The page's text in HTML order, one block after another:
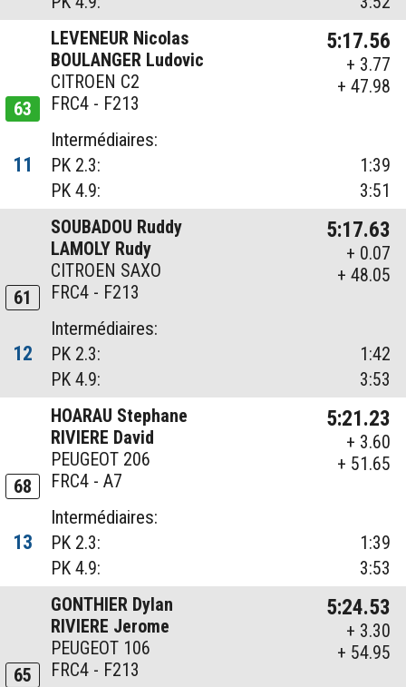
63
LEVENEUR Nicolas
BOULANGER Ludovic
CITROEN C2
FRC4 - F213
5:17.56
+ 3.77
+ 47.98
11
Intermédiaires:
PK 2.3:
1:39
PK 4.9:
3:51
61
SOUBADOU Ruddy
LAMOLY Rudy
CITROEN SAXO
FRC4 - F213
5:17.63
+ 0.07
+ 48.05
12
Intermédiaires:
PK 2.3:
1:42
PK 4.9:
3:53
68
HOARAU Stephane
RIVIERE David
PEUGEOT 206
FRC4 - A7
5:21.23
+ 3.60
+ 51.65
13
Intermédiaires:
PK 2.3:
1:39
PK 4.9:
3:53
65
GONTHIER Dylan
RIVIERE Jerome
PEUGEOT 106
FRC4 - F213
5:24.53
+ 3.30
+ 54.95